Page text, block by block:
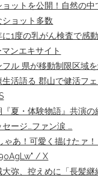
ョットを公開！自然の
ョット多数
1度の乳がん検査で感
ンエキサイト
ル 県が移動制限区域
活語る 郡山で健活フ
夏・体験物語』共演の
ージ…ファン涙 …
ゃあ！可愛く描けたァ！
/ X
大弥、控えめに「長髪